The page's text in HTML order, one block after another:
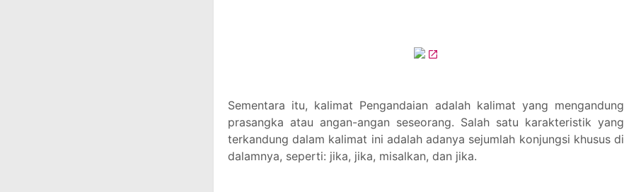
Sementara itu, kalimat Pengandaian adalah kalimat yang mengandung
prasangka atau angan-angan seseorang. Salah satu karakteristik yang
terkandung dalam kalimat ini adalah adanya sejumlah konjungsi khusus di
dalamnya, seperti: jika, jika, misalkan, dan jika.